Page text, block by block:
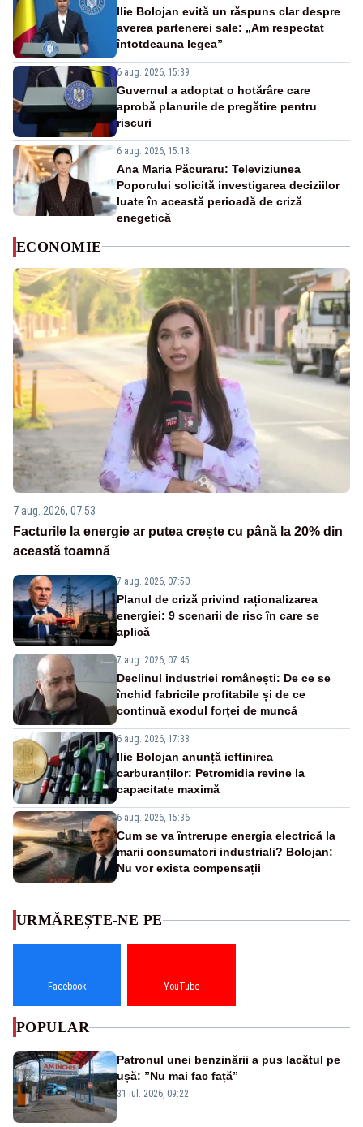
Ilie Bolojan evită un răspuns clar despre
averea partenerei sale: „Am respectat
întotdeauna legea”
6 aug. 2026, 15:39
Guvernul a adoptat o hotărâre care
aprobă planurile de pregătire pentru
riscuri
6 aug. 2026, 15:18
Ana Maria Păcuraru: Televiziunea
Poporului solicită investigarea deciziilor
luate în această perioadă de criză
enegetică
ECONOMIE
7 aug. 2026, 07:53
Facturile la energie ar putea crește cu până la 20% din
această toamnă
7 aug. 2026, 07:50
Planul de criză privind raționalizarea
energiei: 9 scenarii de risc în care se
aplică
7 aug. 2026, 07:45
Declinul industriei românești: De ce se
închid fabricile profitabile și de ce
continuă exodul forței de muncă
6 aug. 2026, 17:38
Ilie Bolojan anunță ieftinirea
carburanților: Petromidia revine la
capacitate maximă
6 aug. 2026, 15:36
Cum se va întrerupe energia electrică la
marii consumatori industriali? Bolojan:
Nu vor exista compensații
URMĂREȘTE-NE PE
Facebook YouTube
POPULAR
Patronul unei benzinării a pus lacătul pe
ușă: ”Nu mai fac față”
31 iul. 2026, 09:22